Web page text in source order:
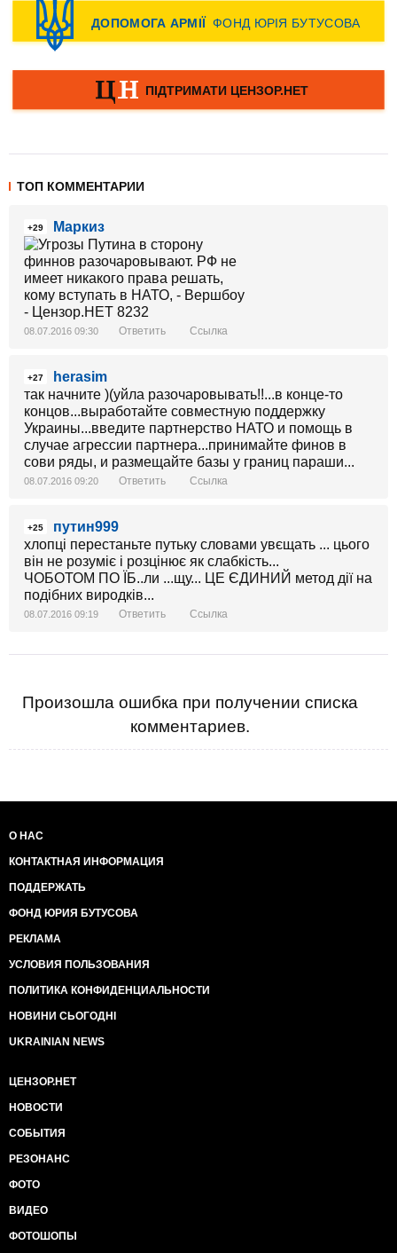
ТОП КОММЕНТАРИИ
+29 Маркиз
08.07.2016 09:30 Ответить Ссылка
+27
herasim
так начните )(уйла разочаровывать!!...в конце-то
концов...выработайте совместную поддержку
Украины...введите партнерство НАТО и помощь в
случае агрессии партнера...принимайте финов в
сови ряды, и размещайте базы у границ параши...
08.07.2016 09:20 Ответить Ссылка
+25
путин999
хлопці перестаньте путьку словами увєщать ... цього
він не розуміє і розцінює як слабкість...
ЧОБОТОМ ПО ЇБ..ли ...щу... ЦЕ ЄДИНИЙ метод дії на
подібних виродків...
08.07.2016 09:19 Ответить Ссылка
Произошла ошибка при получении списка
комментариев.
О НАС
КОНТАКТНАЯ ИНФОРМАЦИЯ
ПОДДЕРЖАТЬ
ФОНД ЮРИЯ БУТУСОВА
РЕКЛАМА
УСЛОВИЯ ПОЛЬЗОВАНИЯ
ПОЛИТИКА КОНФИДЕНЦИАЛЬНОСТИ
НОВИНИ СЬОГОДНІ
UKRAINIAN NEWS
ЦЕНЗОР.НЕТ
НОВОСТИ
СОБЫТИЯ
РЕЗОНАНС
ФОТО
ВИДЕО
ФОТОШОПЫ